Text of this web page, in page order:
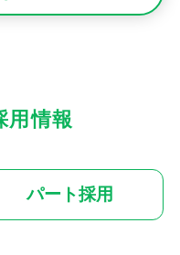
用情報
パート採用